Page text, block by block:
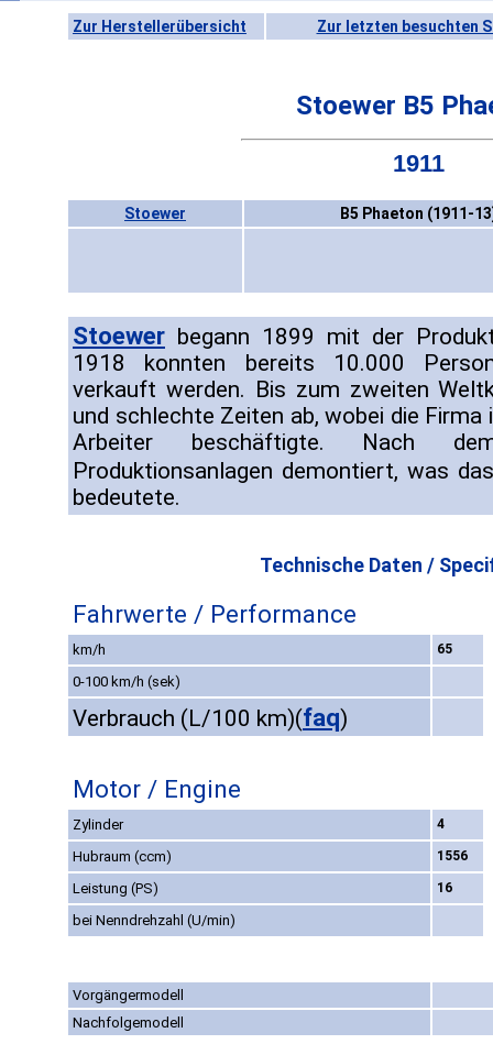
Zur Herstellerübersicht Zur letzten besuchten
Stoewer B5
1911
Stoewer B5 Phaeton (1911-
Stoewer begann 1899 mit der
1918 konnten bereits 10.000
verkauft werden. Bis zum zweiten
und schlechte Zeiten ab, wobei die
Arbeiter beschäftigte. Nach
Produktionsanlagen demontiert, was
bedeutete.
Technische Daten /
Fahrwerte / Performance
km/h 65
0-100 km/h (sek)
Verbrauch (L/100 km)(faq)
Motor / Engine
Zylinder 4
Hubraum (ccm) 1556
Leistung (PS) 16
bei Nenndrehzahl (U/min)
Vorgängermodell
Nachfolgemodell